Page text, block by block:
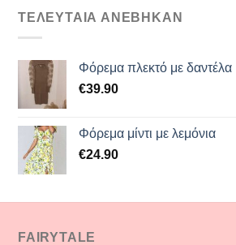
ΤΕΛΕΥΤΑΙΑ ΑΝΕΒΗΚΑΝ
Φόρεμα πλεκτό με δαντέλα
€39.90
Φόρεμα μίντι με λεμόνια
€24.90
FAIRYTALE